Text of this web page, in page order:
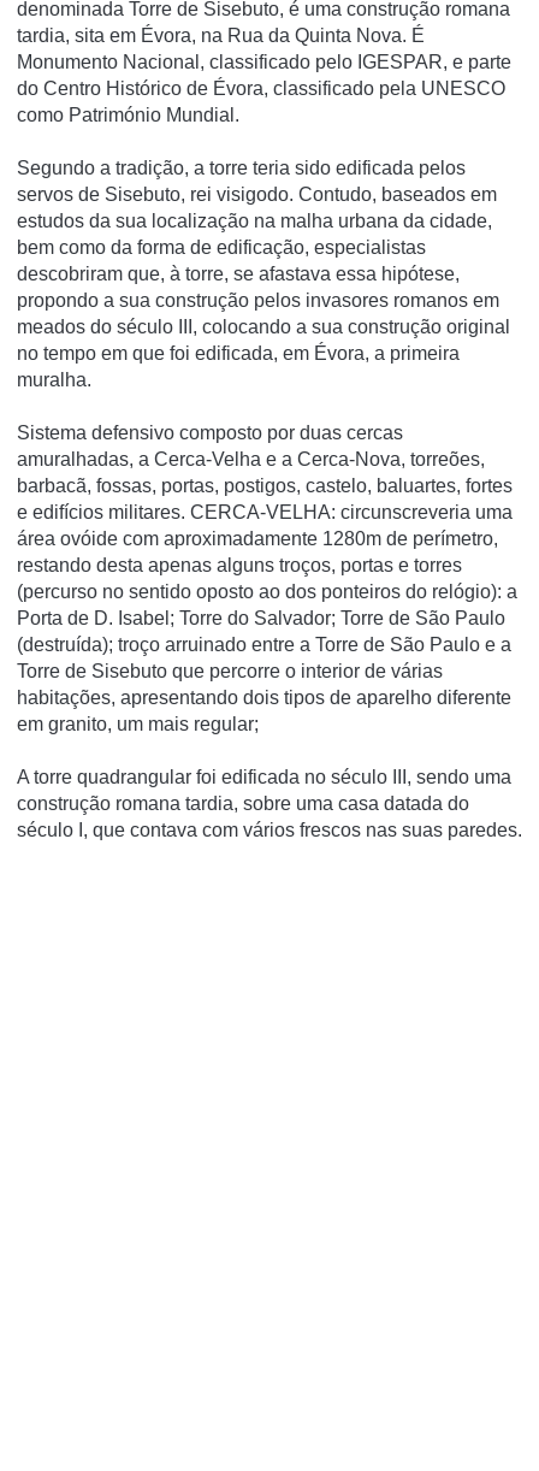
denominada Torre de Sisebuto, é uma construção romana
tardia, sita em Évora, na Rua da Quinta Nova. É
Monumento Nacional, classificado pelo IGESPAR, e parte
do Centro Histórico de Évora, classificado pela UNESCO
como Património Mundial.
Segundo a tradição, a torre teria sido edificada pelos
servos de Sisebuto, rei visigodo. Contudo, baseados em
estudos da sua localização na malha urbana da cidade,
bem como da forma de edificação, especialistas
descobriram que, à torre, se afastava essa hipótese,
propondo a sua construção pelos invasores romanos em
meados do século III, colocando a sua construção original
no tempo em que foi edificada, em Évora, a primeira
muralha.
Sistema defensivo composto por duas cercas
amuralhadas, a Cerca-Velha e a Cerca-Nova, torreões,
barbacã, fossas, portas, postigos, castelo, baluartes, fortes
e edifícios militares. CERCA-VELHA: circunscreveria uma
área ovóide com aproximadamente 1280m de perímetro,
restando desta apenas alguns troços, portas e torres
(percurso no sentido oposto ao dos ponteiros do relógio): a
Porta de D. Isabel; Torre do Salvador; Torre de São Paulo
(destruída); troço arruinado entre a Torre de São Paulo e a
Torre de Sisebuto que percorre o interior de várias
habitações, apresentando dois tipos de aparelho diferente
em granito, um mais regular;
A torre quadrangular foi edificada no século III, sendo uma
construção romana tardia, sobre uma casa datada do
século I, que contava com vários frescos nas suas paredes.